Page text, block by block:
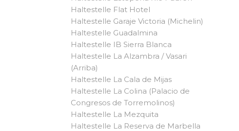
Haltestelle Flat Hotel
Haltestelle Garaje Victoria (Michelin)
Haltestelle Guadalmina
Haltestelle IB Sierra Blanca
Haltestelle La Alzambra / Vasari
(Arriba)
Haltestelle La Cala de Mijas
Haltestelle La Colina (Palacio de
Congresos de Torremolinos)
Haltestelle La Mezquita
Haltestelle La Reserva de Marbella